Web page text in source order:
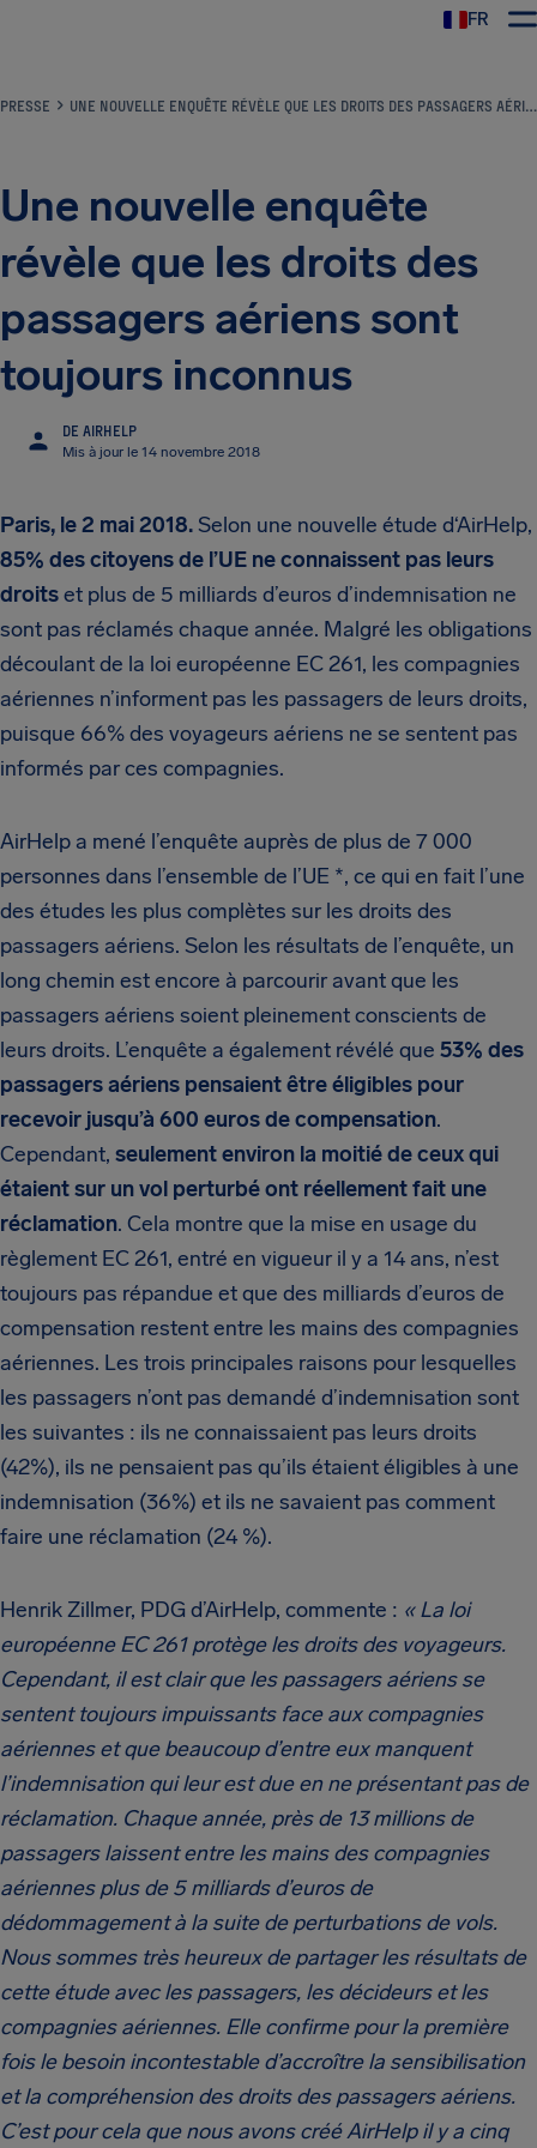
FR
PRESSE UNE NOUVELLE ENQUÊTE RÉVÈLE QUE LES DROITS DES PASSAGERS AÉRIENS SONT TOUJOURS INCONNUS
Une nouvelle enquête
révèle que les droits des
passagers aériens sont
toujours inconnus
DE AIRHELP
Mis à jour le 14 novembre 2018
Paris, le 2 mai 2018.Selon une nouvelle étude d‘AirHelp,
85% des citoyens de l’UE ne connaissent pas leurs
droitset plus de 5 milliards d’euros d’indemnisation ne
sont pas réclamés chaque année. Malgré les obligations
découlant de la loi européenne EC 261, les compagnies
aériennes n’informent pas les passagers de leurs droits,
puisque 66% des voyageurs aériens ne se sentent pas
informés par ces compagnies.
AirHelp a mené l’enquête auprès de plus de 7 000
personnes dans l’ensemble de l’UE *, ce qui en fait l’une
des études les plus complètes sur les droits des
passagers aériens. Selon les résultats de l’enquête, un
long chemin est encore à parcourir avant que les
passagers aériens soient pleinement conscients de
leurs droits. L’enquête a également révélé que 53% des
passagers aériens pensaient être éligibles pour
recevoir jusqu’à 600 euros de compensation.
Cependant, seulement environ la moitié de ceux qui
étaient sur un vol perturbé ont réellement fait une
réclamation. Cela montre que la mise en usage du
règlement EC 261, entré en vigueur il y a 14 ans, n’est
toujours pas répandue et que des milliards d’euros de
compensation restent entre les mains des compagnies
aériennes. Les trois principales raisons pour lesquelles
les passagers n’ont pas demandé d’indemnisation sont
les suivantes : ils ne connaissaient pas leurs droits
(42%), ils ne pensaient pas qu’ils étaient éligibles à une
indemnisation (36%) et ils ne savaient pas comment
faire une réclamation (24 %).
Henrik Zillmer, PDG d’AirHelp, commente : « La loi
européenne EC 261 protège les droits des voyageurs.
Cependant, il est clair que les passagers aériens se
sentent toujours impuissants face aux compagnies
aériennes et que beaucoup d’entre eux manquent
l’indemnisation qui leur est due en ne présentant pas de
réclamation. Chaque année, près de 13 millions de
passagers laissent entre les mains des compagnies
aériennes plus de 5 milliards d’euros de
dédommagement à la suite de perturbations de vols.
Nous sommes très heureux de partager les résultats de
cette étude avec les passagers, les décideurs et les
compagnies aériennes. Elle confirme pour la première
fois le besoin incontestable d’accroître la sensibilisation
et la compréhension des droits des passagers aériens.
C’est pour cela que nous avons créé AirHelp il y a cinq